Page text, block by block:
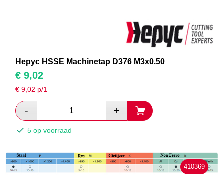
Hepyc HSSE Machinetap D376 M3x0.50
€ 9,02
€9,02 p/1
5 op voorraad
410369